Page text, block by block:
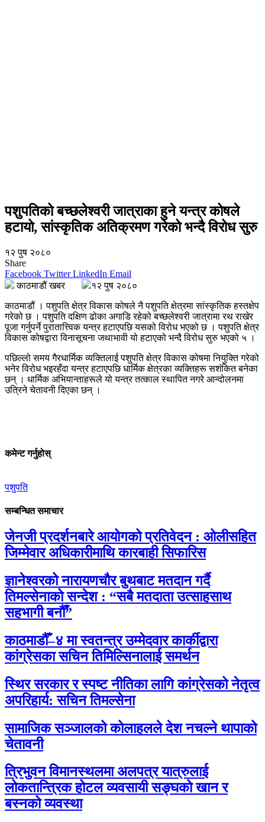
पशुपतिको बच्छलेश्वरी जात्राका हुने यन्त्र कोषले
हटायो, सांस्कृतिक अतिक्रमण गरेको भन्दै विरोध सुरु
१२ पुष २०८०
Share
Facebook Twitter LinkedIn Email
काठमाडौं खबर
१२ पुष २०८०
काठमाडौं । पशुपति क्षेत्र विकास कोषले नै पशुपति क्षेत्रमा सांस्कृतिक हस्तक्षेप
गरेको छ । पशुपति दक्षिण ढोका अगाडि रहेको बच्छलेश्वरी जात्रामा रथ राखेर
पूजा गर्नुपर्ने पुरातात्त्विक यन्त्र हटाएपछि यसको विरोध भएको छ । पशुपति क्षेत्र
विकास कोषद्वारा विनासूचना जथाभावी यो हटाएको भन्दै विरोध सुरु भएको ५ ।
पछिल्लो समय गैरधार्मिक व्यक्तिलाई पशुपति क्षेत्र विकास कोषमा नियुक्ति गरेको
भनेर विरोध भइरहँदा यन्त्र हटाएपछि धार्मिक क्षेत्रका व्यक्तिहरू सशंकित बनेका
छन् । धार्मिक अभियान्ताहरूले यो यन्त्र तत्काल स्थापित नगरे आन्दोलनमा
उत्रिने चेतावनी दिएका छन् ।
कमेन्ट गर्नुहोस्
पशुपति
सम्बन्धित समाचार
जेनजी प्रदर्शनबारे आयोगको प्रतिवेदन : ओलीसहित
जिम्मेवार अधिकारीमाथि कारबाही सिफारिस
ज्ञानेश्वरको नारायणचौर बुथबाट मतदान गर्दै
तिमल्सेनाको सन्देश : “सबै मतदाता उत्साहसाथ
सहभागी बनौँ”
काठमाडौँ–४ मा स्वतन्त्र उम्मेदवार कार्कीद्वारा
कांग्रेसका सचिन तिमिल्सिनालाई समर्थन
स्थिर सरकार र स्पष्ट नीतिका लागि कांग्रेसको नेतृत्व
अपरिहार्य: सचिन तिमल्सेना
सामाजिक सञ्जालको कोलाहलले देश नचल्ने थापाको
चेतावनी
त्रिभुवन विमानस्थलमा अलपत्र यात्रुलाई
लोकतान्त्रिक होटल व्यवसायी सङ्घको खान र
बस्नको व्यवस्था